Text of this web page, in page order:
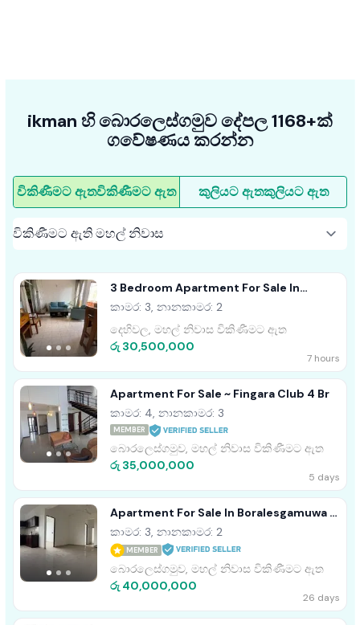
ikman හි බොරලෙස්ගමුව දේපල 1168+ක්
ගවේෂණය කරන්න
විකිණීමට ඇතවිකිණීමට ඇත කුලියට ඇතකුලියට ඇත
3 Bedroom Apartment For Sale In
Dehiwala
කාමර: 3, නානකාමර: 2
දෙහිවල, මහල් නිවාස විකිණීමට ඇත
රු 30,500,000
7 hours
Apartment For Sale ~ Fingara Club 4 Br
කාමර: 4, නානකාමර: 3
MEMBER
බොරලෙස්ගමුව, මහල් නිවාස විකිණීමට ඇත
රු 35,000,000
5 days
Apartment For Sale In Boralesgamuwa (
File No 5059 B )blue Orchid
කාමර: 3, නානකාමර: 2
MEMBER
බොරලෙස්ගමුව, මහල් නිවාස විකිණීමට ඇත
රු 40,000,000
26 days